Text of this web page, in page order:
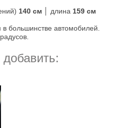
140 см │ длина 159 см
большинстве автомобилей.